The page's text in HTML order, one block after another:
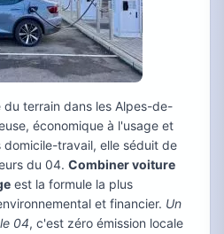
terrain dans les Alpes-de-
économique à l'usage et
travail, elle séduit de
du 04. Combiner voiture
est la formule la plus
et financier. Un
04, c'est zéro émission locale